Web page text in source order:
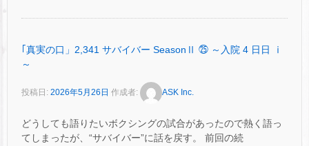
｢真実の口」2,341 サバイバー SeasonⅡ ㉕ ～入院 4 日日 ⅰ
～
投稿日: 2026年5月26日 作成者: ASK Inc.
どうしても語りたいボクシングの試合があったので熱く語っ
てしまったが、“サバイバー”に話を戻す。 前回の続